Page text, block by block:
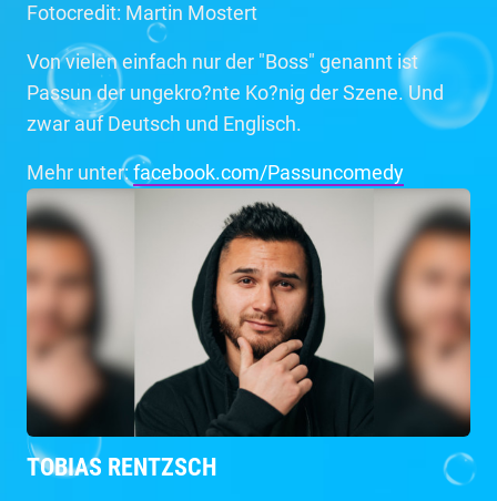
Fotocredit: Martin Mostert
Von vielen einfach nur der "Boss" genannt ist
Passun der ungekro?nte Ko?nig der Szene. Und
zwar auf Deutsch und Englisch.
Mehr unter:facebook.com/Passuncomedy
TOBIAS RENTZSCH